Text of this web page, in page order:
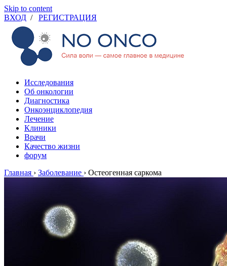
Skip to content
ВХОД / РЕГИСТРАЦИЯ
Исследования
Об онкологии
Диагностика
Онкоэнциклопедия
Лечение
Клиники
Врачи
Качество жизни
форум
Главная › Заболевание › Остеогенная саркома